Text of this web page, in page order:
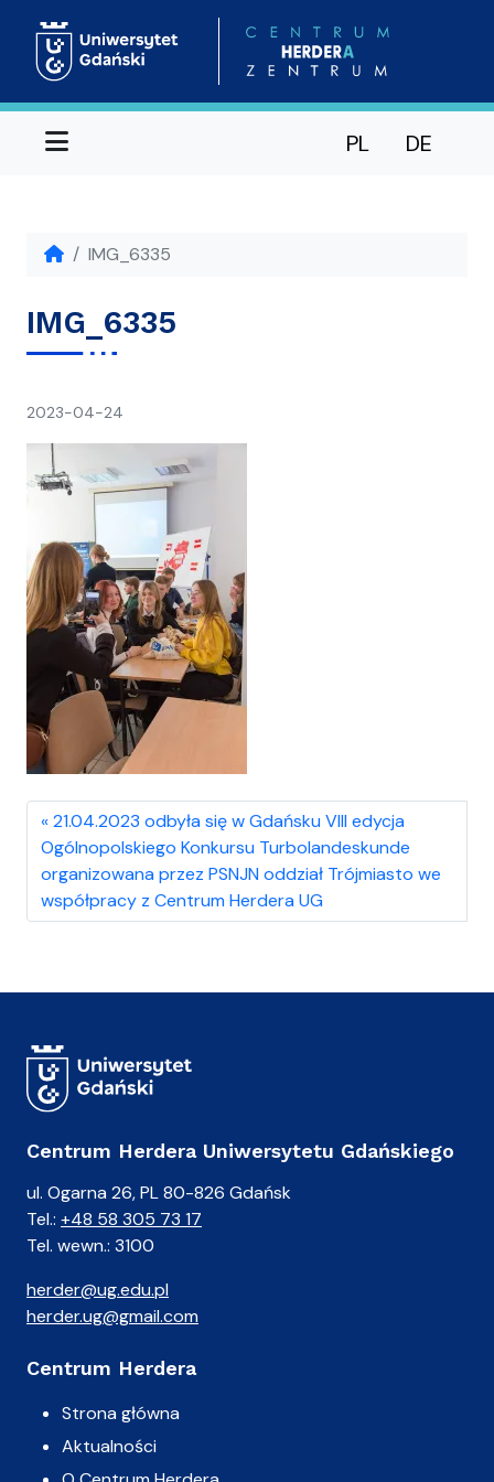
Menu PL DE
IMG_6335
IMG_6335
2023-04-24
21.04.2023 odbyła się w Gdańsku VIII edycja
Ogólnopolskiego Konkursu Turbolandeskunde
organizowana przez PSNJN oddział Trójmiasto we
współpracy z Centrum Herdera UG
Centrum Herdera Uniwersytetu Gdańskiego
ul. Ogarna 26, PL 80-826 Gdańsk
Tel.: +48 58 305 73 17
Tel. wewn.: 3100
herder@ug.edu.pl
herder.ug@gmail.com
Centrum Herdera
Strona główna
Aktualności